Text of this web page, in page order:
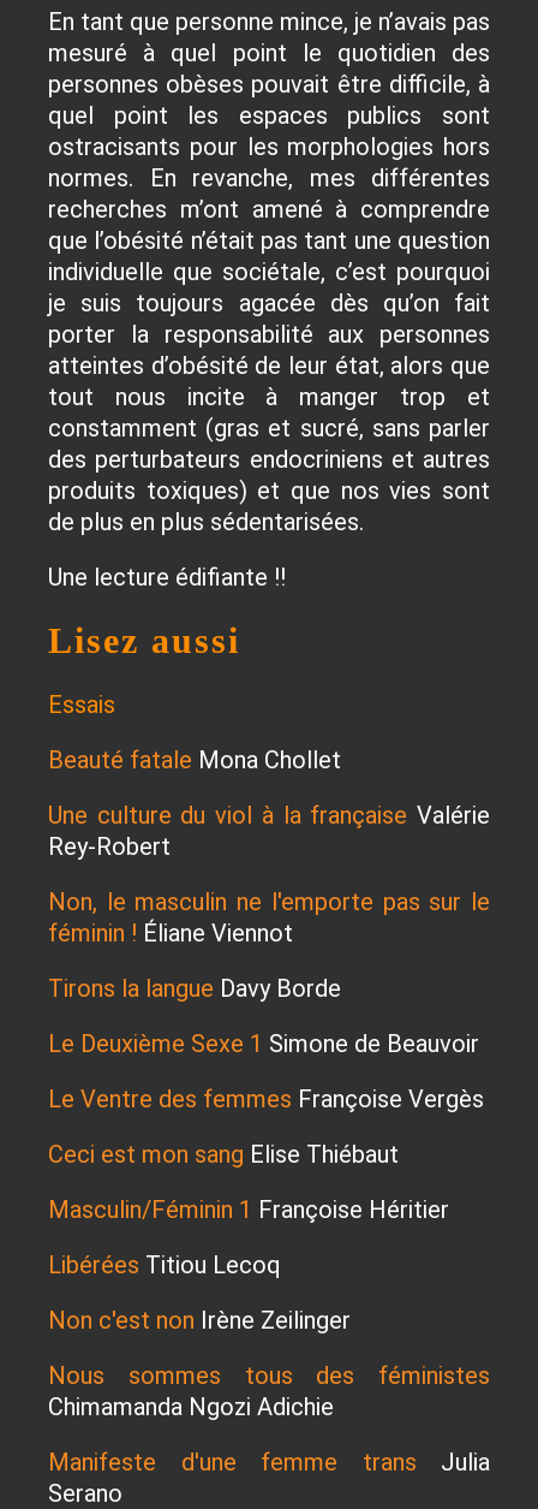
En tant que personne mince, je n’avais pas
mesuré à quel point le quotidien des
personnes obèses pouvait être difficile, à
quel point les espaces publics sont
ostracisants pour les morphologies hors
normes. En revanche, mes différentes
recherches m’ont amené à comprendre
que l’obésité n’était pas tant une question
individuelle que sociétale, c’est pourquoi
je suis toujours agacée dès qu’on fait
porter la responsabilité aux personnes
atteintes d’obésité de leur état, alors que
tout nous incite à manger trop et
constamment (gras et sucré, sans parler
des perturbateurs endocriniens et autres
produits toxiques) et que nos vies sont
de plus en plus sédentarisées.
Une lecture édifiante !!
Lisez aussi
Essais
Beauté fatale Mona Chollet
Une culture du viol à la française Valérie
Rey-Robert
Non, le masculin ne l'emporte pas sur le
féminin ! Éliane Viennot
Tirons la langue Davy Borde
Le Deuxième Sexe 1 Simone de Beauvoir
Le Ventre des femmes Françoise Vergès
Ceci est mon sang Elise Thiébaut
Masculin/Féminin 1 Françoise Héritier
Libérées Titiou Lecoq
Non c'est non Irène Zeilinger
Nous sommes tous des féministes
Chimamanda Ngozi Adichie
Manifeste d'une femme trans Julia
Serano